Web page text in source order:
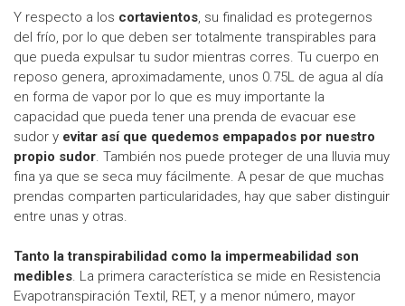
Y respecto a los cortavientos, su finalidad es protegernos
del frío, por lo que deben ser totalmente transpirables para
que pueda expulsar tu sudor mientras corres. Tu cuerpo en
reposo genera, aproximadamente, unos 0.75L de agua al día
en forma de vapor por lo que es muy importante la
capacidad que pueda tener una prenda de evacuar ese
sudor y evitar así que quedemos empapados por nuestro
propio sudor. También nos puede proteger de una lluvia muy
fina ya que se seca muy fácilmente. A pesar de que muchas
prendas comparten particularidades, hay que saber distinguir
entre unas y otras.
Tanto la transpirabilidad como la impermeabilidad son
medibles. La primera característica se mide en Resistencia
Evapotranspiración Textil, RET, y a menor número, mayor